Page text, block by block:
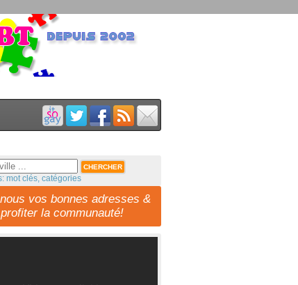
mot clés, catégories
vos bonnes adresses &
la communauté!